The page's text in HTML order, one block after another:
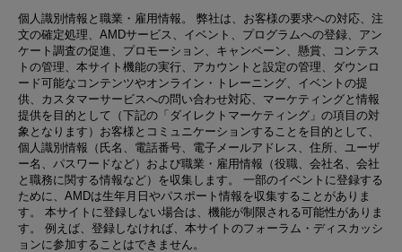
個人識別情報と職業・雇用情報。 弊社は、お客様の要求への対応、注
文の確定処理、AMDサービス、イベント、プログラムへの登録、アン
ケート調査の促進、プロモーション、キャンペーン、懸賞、コンテス
トの管理、本サイト機能の実行、アカウントと設定の管理、ダウンロ
ード可能なコンテンツやオンライン・トレーニング、イベントの提
供、カスタマーサービスへの問い合わせ対応、マーケティングと情報
提供を目的として（下記の「ダイレクトマーケティング」の項目の対
象となります）お客様とコミュニケーションすることを目的として、
個人識別情報（氏名、電話番号、電子メールアドレス、住所、ユーザ
ー名、パスワードなど）および職業・雇用情報（役職、会社名、会社
と職務に関する情報など）を収集します。 一部のイベントに登録する
ために、AMDは生年月日やパスポート情報を収集することがありま
す。 本サイトに登録しない場合は、機能が制限される可能性がありま
す。 例えば、登録しなければ、本サイトのフォーラム・ディスカッシ
ョンに参加することはできません。